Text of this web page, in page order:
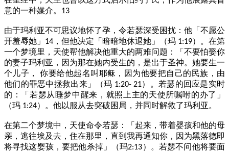
意的一种媒介。 13
由于玛利亚不可思议地怀了孕，令若瑟深受困扰：他「不愿公
开羞辱她」 14 ，但他决定「暗暗地休退她」（玛 1:19）。在第
一个梦境里，天使帮他解决他重大的两难问题：「不要怕娶你
的妻子玛利亚，因为那在她内受生的，是出于圣神。她要生一
个儿子，
你要给他起名叫耶稣，因为他要把自己的民族，由
他们的罪恶中拯救出来」（玛 1:20- 21）。若瑟的回应是实时
的：「若瑟从睡梦中醒来，就照上主的天使所嘱咐的办了」
（玛 1:24）。他以服从去突破困局，并同时解救了玛利亚。
在第二个梦境中，天使命令若瑟：「起来，带着婴孩和他的母
亲，逃往埃及去，住在那里，直到我再通知你，因为黑落德即
将寻找这婴孩，要把他杀掉」（玛2:13）。若瑟不问他将要面